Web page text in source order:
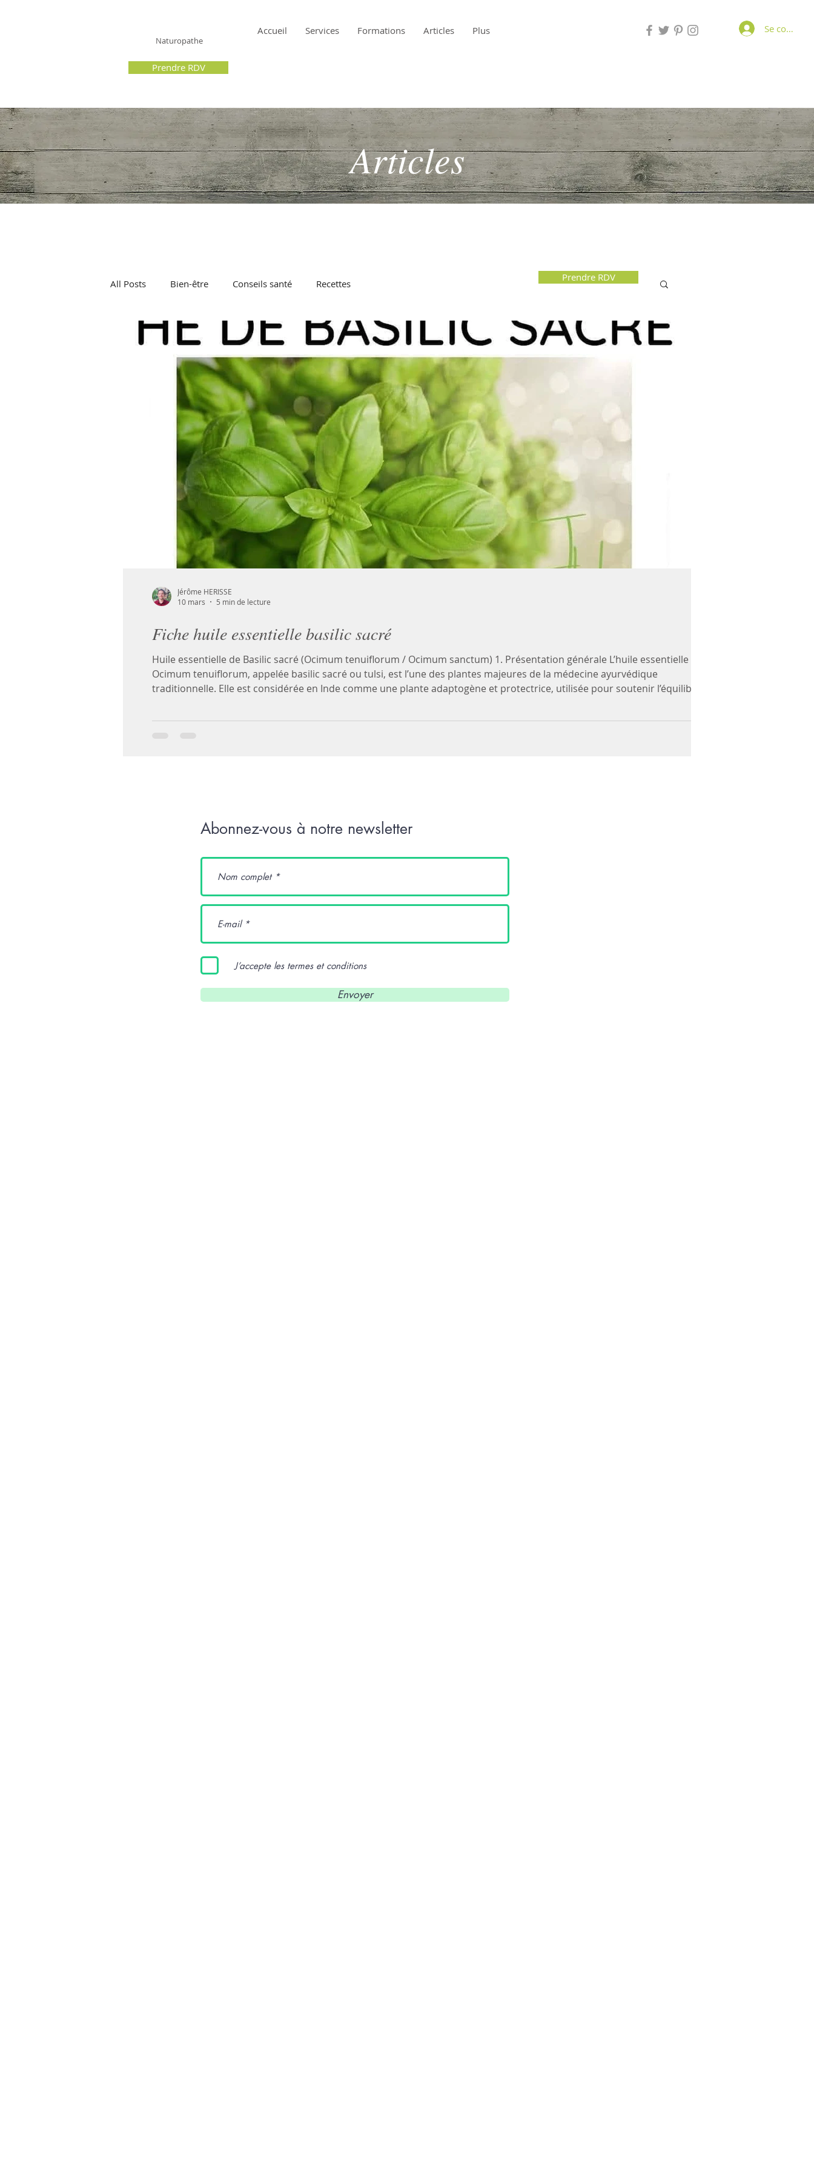
Naturopathe
Prendre RDV
Accueil Services Formations Articles Plus Se
Articles
All Posts Bien-être Conseils santé Recettes
Fiche huile essentielle basilic sacré
Huile essentielle de Basilic sacré (Ocimum tenuiflorum / Ocimum sanctum) 1. Présentation générale L’huile essentielle de
Ocimum tenuiflorum, appelée basilic sacré ou tulsi, est l’une des plantes majeures de la médecine ayurvédique
traditionnelle. Elle est considérée en Inde comme une plante adaptogène et protectrice, utilisée pour soutenir l’équilibre du
Jérôme HERISSE
10 mars
5 min de lecture
Prendre RDV
Abonnez-vous à notre newsletter
J’accepte les termes et conditions
Envoyer